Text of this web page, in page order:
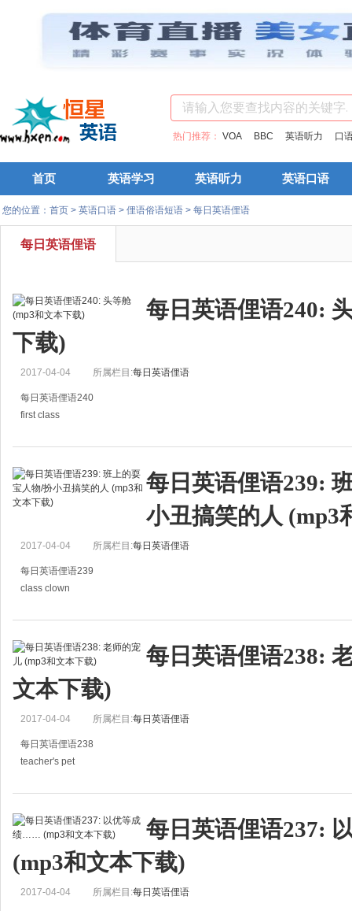
热门推荐： VOA BBC 英语听力 口
首页 英语学习 英语听力 英语口语
您的位置： 首页 > 英语口语 > 俚语俗语短语 > 每日英语俚语
每日英语俚语
每日英语俚语240:
下载)
2017-04-04 所属栏目:每日英语俚语
每日英语俚语240
first class
头等舱
You get the best service in first class, but you pay for it!
在头等舱可以得到最好的服务,但那是你付钱买来的。
每日英语俚语239:
小丑搞笑的人 (mp3
2017-04-04 所属栏目:每日英语俚语
每日英语俚语239
class clown
班上的耍宝人物/扮小丑搞笑的人
He's the class clown, so nobody listened to him.
他在班上是个耍宝人物，所以没有人听他的话。
每日英语俚语238:
文本下载)
2017-04-04 所属栏目:每日英语俚语
每日英语俚语238
teacher's pet
老师的宠儿
Wendy was always their favorite; always the teacher's pet.
温迪总是他们的最爱；总是老师的宠儿。
每日英语俚语237:
(mp3和文本下载)
2017-04-04 所属栏目:每日英语俚语